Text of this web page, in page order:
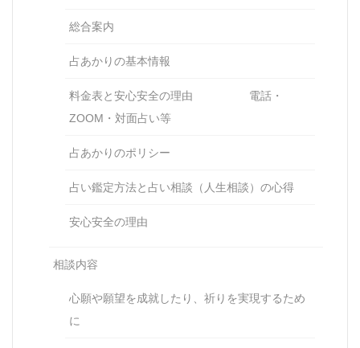
総合案内
占あかりの基本情報
料金表と安心安全の理由 電話・
ZOOM・対面占い等
占あかりのポリシー
占い鑑定方法と占い相談（人生相談）の心得
安心安全の理由
相談内容
心願や願望を成就したり、祈りを実現するため
に